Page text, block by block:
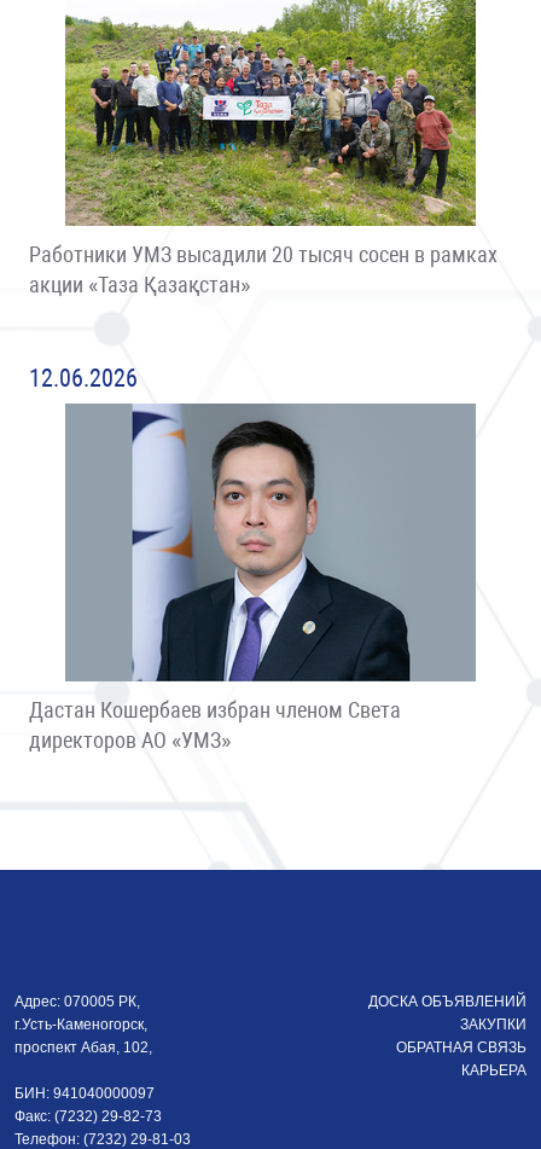
Работники УМЗ высадили 20 тысяч сосен в рамках
акции «Таза Қазақстан»
12.06.2026
Дастан Кошербаев избран членом Света
директоров АО «УМЗ»
Адрес: 070005 РК,
г.Усть-Каменогорск,
проспект Абая, 102,
БИН: 941040000097
Факс: (7232) 29-82-73
Телефон: (7232) 29-81-03
ДОСКА ОБЪЯВЛЕНИЙ
ЗАКУПКИ
ОБРАТНАЯ СВЯЗЬ
КАРЬЕРА